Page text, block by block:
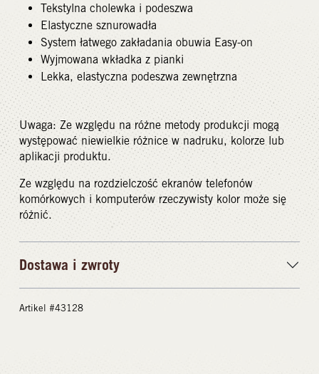
Tekstylna cholewka i podeszwa
Elastyczne sznurowadła
System łatwego zakładania obuwia Easy-on
Wyjmowana wkładka z pianki
Lekka, elastyczna podeszwa zewnętrzna
Uwaga: Ze względu na różne metody produkcji mogą
występować niewielkie różnice w nadruku, kolorze lub
aplikacji produktu.
Ze względu na rozdzielczość ekranów telefonów
komórkowych i komputerów rzeczywisty kolor może się
różnić.
Dostawa i zwroty
Artikel #43128